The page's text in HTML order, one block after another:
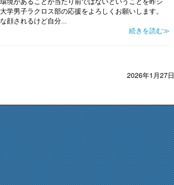
学男子ラクロス部の応援をよろしくお願いします。
顔されるけど自分...
続きを読む≫
2026年1月27日